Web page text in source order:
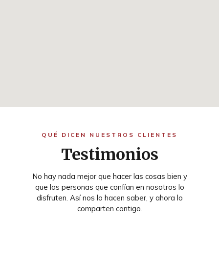
QUÉ DICEN NUESTROS CLIENTES
Testimonios
No hay nada mejor que hacer las cosas bien y
que las personas que confían en nosotros lo
disfruten. Así nos lo hacen saber, y ahora lo
comparten contigo.